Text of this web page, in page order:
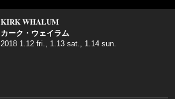
KIRK WHALUM
カーク・ウェイラム
2018 1.12 fri., 1.13 sat., 1.14 sun.